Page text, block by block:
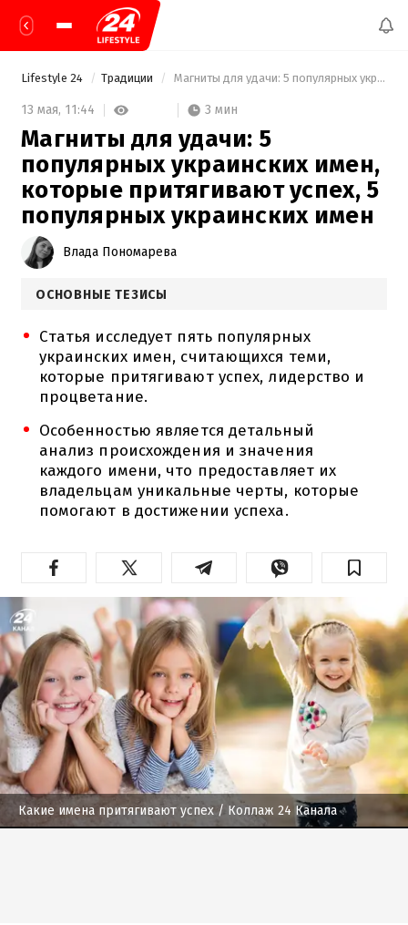
Lifestyle 24 Традиции Магниты для удачи: 5 популярных украинских имен, которые притягивают успех, 5 популярных украинских имен
13 мая, 11:44 3 мин
Магниты для удачи: 5
популярных украинских имен,
которые притягивают успех, 5
популярных украинских имен
Влада Пономарева
ОСНОВНЫЕ ТЕЗИСЫ
Статья исследует пять популярных
украинских имен, считающихся теми,
которые притягивают успех, лидерство и
процветание.
Особенностью является детальный
анализ происхождения и значения
каждого имени, что предоставляет их
владельцам уникальные черты, которые
помогают в достижении успеха.
Какие имена притягивают успех/ Коллаж 24 Канала